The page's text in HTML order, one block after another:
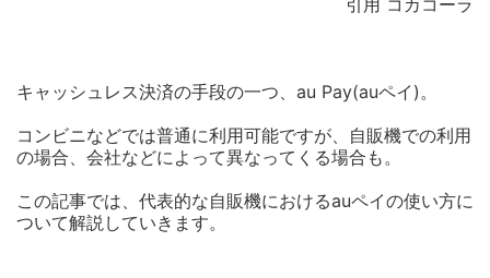
引用 コカコーラ
キャッシュレス決済の手段の一つ、au Pay(auペイ)。
コンビニなどでは普通に利用可能ですが、自販機での利用
の場合、会社などによって異なってくる場合も。
この記事では、代表的な自販機におけるauペイの使い方に
ついて解説していきます。